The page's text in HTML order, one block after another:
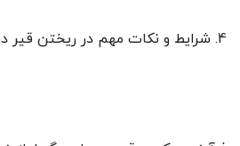
4. شرایط و نکات مهم در ریختن قیر در جامبوبگ